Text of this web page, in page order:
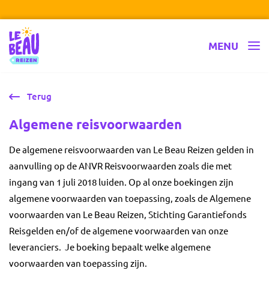
Le Beau Reizen
MENU
Terug
Algemene reisvoorwaarden
De algemene reisvoorwaarden van Le Beau Reizen gelden in
aanvulling op de ANVR Reisvoorwaarden zoals die met
ingang van 1 juli 2018 luiden. Op al onze boekingen zijn
algemene voorwaarden van toepassing, zoals de Algemene
voorwaarden van Le Beau Reizen, Stichting Garantiefonds
Reisgelden en/of de algemene voorwaarden van onze
leveranciers. Je boeking bepaalt welke algemene
voorwaarden van toepassing zijn.